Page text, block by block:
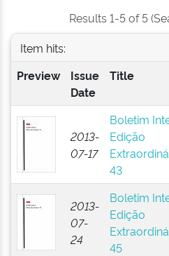
Results 1-5 of 5
Item hits:
Preview
Issue
Date
Title
2013-
07-17
Boletim
Edição
43
2013-
07-
24
Boletim
Edição
45